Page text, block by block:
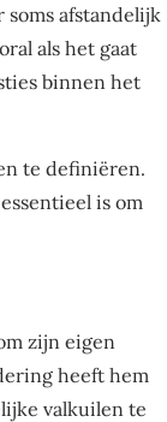
afstandelijk
als het gaat
binnen het
te definiëren.
is om
zijn eigen
heeft hem
valkuilen te